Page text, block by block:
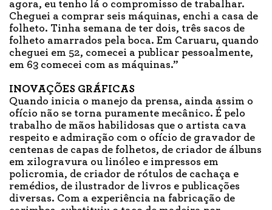
agora, eu tenho lá o compromisso de trabalhar.
Cheguei a comprar seis máquinas, enchi a casa de
folheto. Tinha semana de ter dois, três sacos de
folheto amarrados pela boca. Em Caruaru, quando
cheguei em 52, comecei a publicar pessoalmente,
em 63 comecei com as máquinas.”
INOVAÇÕES GRÁFICAS
Quando inicia o manejo da prensa, ainda assim o
ofício não se torna puramente mecânico. É pelo
trabalho de mãos habilidosas que o artista cava
respeito e admiração com o ofício de gravador de
centenas de capas de folhetos, de criador de álbuns
em xilogravura ou linóleo e impressos em
policromia, de criador de rótulos de cachaça e
remédios, de ilustrador de livros e publicações
diversas. Com a experiência na fabricação de